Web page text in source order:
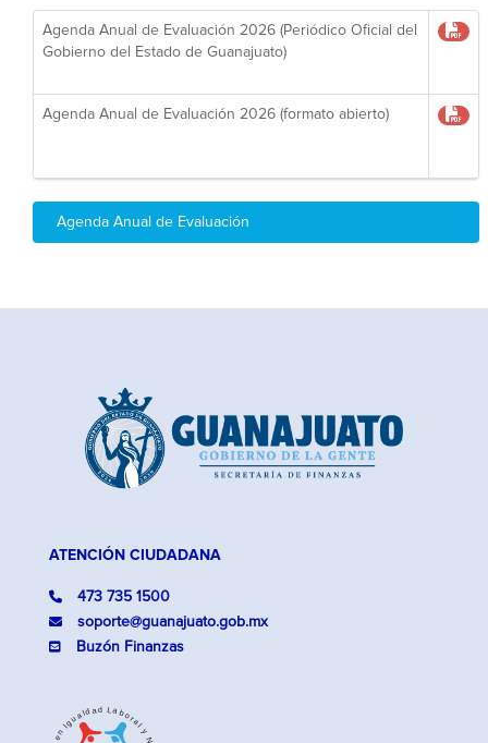
Agenda Anual de Evaluación 2026 (Periódico Oficial del
Gobierno del Estado de Guanajuato)
Agenda Anual de Evaluación 2026 (formato abierto)
Agenda Anual de Evaluación
ATENCIÓN CIUDADANA
473 735 1500
soporte@guanajuato.gob.mx
Buzón Finanzas